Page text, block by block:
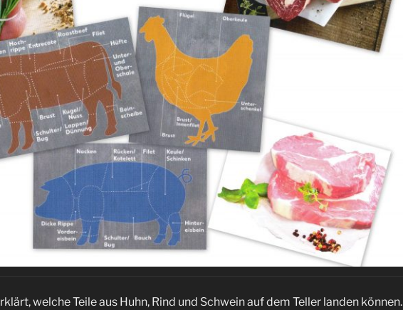
welche Teile aus Huhn, Rind und Schwein auf dem Teller landen können.